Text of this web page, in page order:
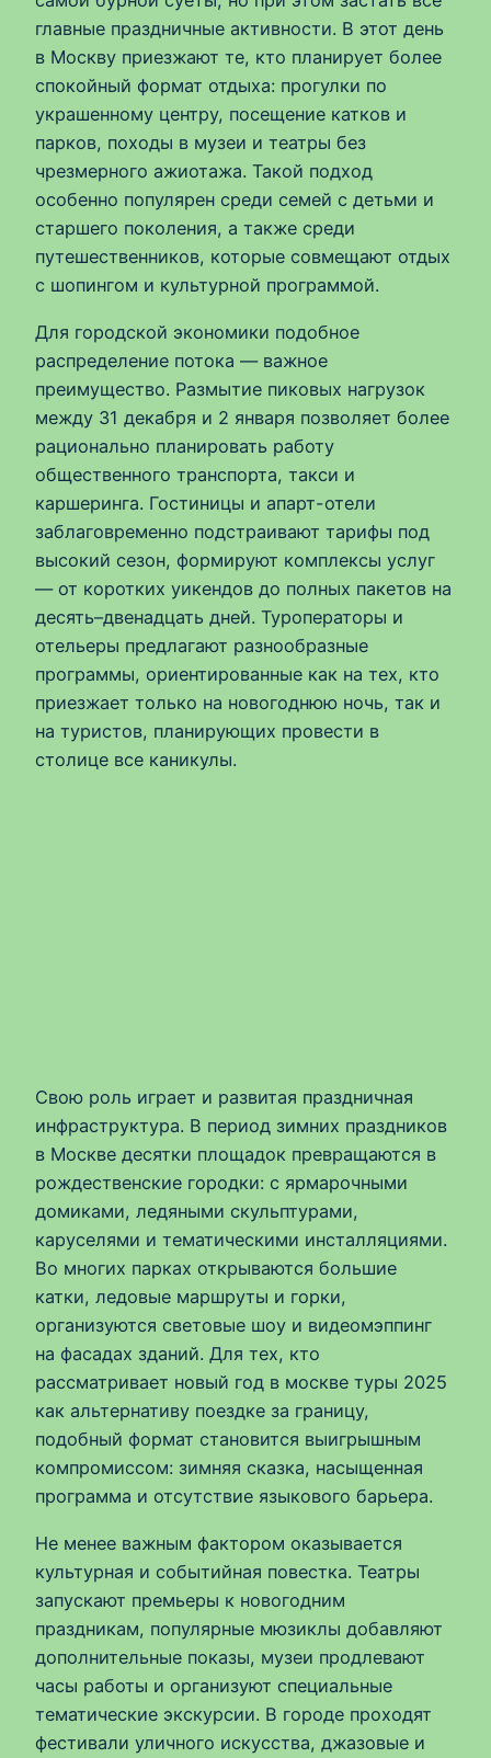
главные праздничные активности. В этот день
в Москву приезжают те, кто планирует более
спокойный формат отдыха: прогулки по
украшенному центру, посещение катков и
парков, походы в музеи и театры без
чрезмерного ажиотажа. Такой подход
особенно популярен среди семей с детьми и
старшего поколения, а также среди
путешественников, которые совмещают отдых
с шопингом и культурной программой.
Для городской экономики подобное
распределение потока — важное
преимущество. Размытие пиковых нагрузок
между 31 декабря и 2 января позволяет более
рационально планировать работу
общественного транспорта, такси и
каршеринга. Гостиницы и апарт-отели
заблаговременно подстраивают тарифы под
высокий сезон, формируют комплексы услуг
— от коротких уикендов до полных пакетов на
десять–двенадцать дней. Туроператоры и
отельеры предлагают разнообразные
программы, ориентированные как на тех, кто
приезжает только на новогоднюю ночь, так и
на туристов, планирующих провести в
столице все каникулы.
Свою роль играет и развитая праздничная
инфраструктура. В период зимних праздников
в Москве десятки площадок превращаются в
рождественские городки: с ярмарочными
домиками, ледяными скульптурами,
каруселями и тематическими инсталляциями.
Во многих парках открываются большие
катки, ледовые маршруты и горки,
организуются световые шоу и видеомэппинг
на фасадах зданий. Для тех, кто
рассматривает новый год в москве туры 2025
как альтернативу поездке за границу,
подобный формат становится выигрышным
компромиссом: зимняя сказка, насыщенная
программа и отсутствие языкового барьера.
Не менее важным фактором оказывается
культурная и событийная повестка. Театры
запускают премьеры к новогодним
праздникам, популярные мюзиклы добавляют
дополнительные показы, музеи продлевают
часы работы и организуют специальные
тематические экскурсии. В городе проходят
фестивали уличного искусства, джазовые и